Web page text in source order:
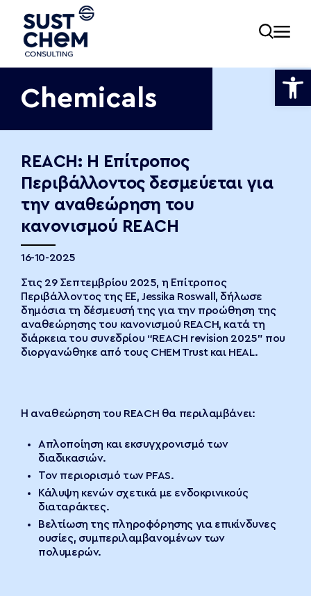
Chemicals
REACH: Η Επίτροπος
Περιβάλλοντος δεσμεύεται για
την αναθεώρηση του
κανονισμού REACH
16-10-2025
Στις 29 Σεπτεμβρίου 2025, η Επίτροπος
Περιβάλλοντος της ΕΕ, Jessika Roswall, δήλωσε
δημόσια τη δέσμευσή της για την προώθηση της
αναθεώρησης του κανονισμού REACH, κατά τη
διάρκεια του συνεδρίου “REACH revision 2025” που
διοργανώθηκε από τους CHEM Trust και HEAL.
Η αναθεώρηση του REACH θα περιλαμβάνει:
Απλοποίηση και εκσυγχρονισμό των
διαδικασιών.
Τον περιορισμό των PFAS.
Κάλυψη κενών σχετικά με ενδοκρινικούς
διαταράκτες.
Βελτίωση της πληροφόρησης για επικίνδυνες
ουσίες, συμπεριλαμβανομένων των
πολυμερών.